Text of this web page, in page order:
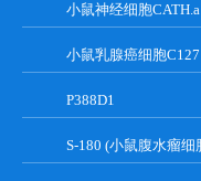
小鼠神经细胞CATH.a
小鼠乳腺癌细胞C127
P388D1